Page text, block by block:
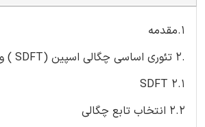
1.مقدمه
.2 تئوری اساسی چگالی اسپین (SDFT ) و مدل محاسباتی
2.1 SDFT
2.2 انتخاب تابع چگالی